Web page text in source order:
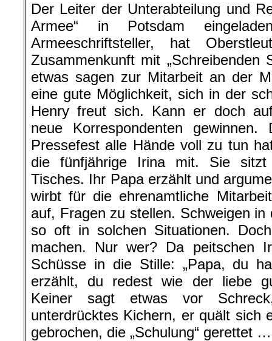
Der Leiter der Unterabteilung und
Armee“ in Potsdam
Armeeschriftsteller, hat
Zusammenkunft mit „Schreibenden
etwas sagen zur Mitarbeit an der
eine gute Möglichkeit, sich in der
Henry freut sich. Kann er doch
neue Korrespondenten
Pressefest alle Hände voll zu tun
die fünfjährige Irina mit. Sie
Tisches. Ihr Papa erzählt und
wirbt für die ehrenamtliche
auf, Fragen zu stellen. Schweigen
so oft in solchen Situationen.
machen. Nur wer? Da peitschen
Schüsse in die Stille: „Papa, du
erzählt, du redest wie der liebe
Keiner sagt etwas vor
unterdrücktes Kichern, er quält sich
gebrochen, die „Schulung“ gerettet …